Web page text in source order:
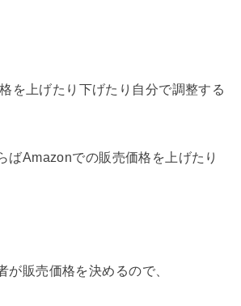
を上げたり下げたり自分で調整する
ばAmazonでの販売価格を上げたり
が販売価格を決めるので、